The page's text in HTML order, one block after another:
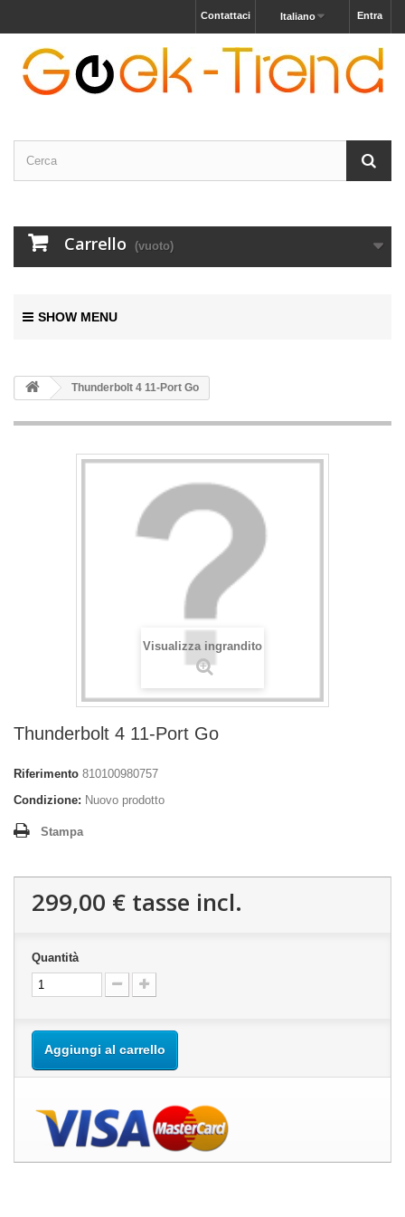
Entra
Italiano
Contattaci
Carrello (vuoto)
SHOW MENU
Thunderbolt 4 11-Port Go
Visualizza ingrandito
Thunderbolt 4 11-Port Go
Riferimento 810100980757
Condizione: Nuovo prodotto
Stampa
299,00 € tasse incl.
Quantità
Aggiungi al carrello